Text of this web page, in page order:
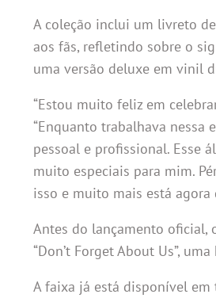
A coleção inclui um livreto
aos fãs, refletindo sobre o
uma versão deluxe em vinil
“Estou muito feliz em
“Enquanto trabalhava nessa
pessoal e profissional. Esse
muito especiais para mim.
isso e muito mais está
Antes do lançamento oficial,
“Don’t Forget About Us”,
A faixa já está disponível em